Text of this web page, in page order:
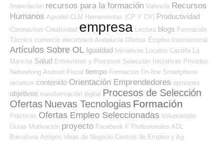
financiación recursos para la formación Valencia Recursos
Humanos Aprodel CLM Herramientas (CP Y CV) Productividad
Coronavirus Creatividad empresa Lectura blogs Formación
Técnica comercio electrónico Andalucía Ofertas Empleo Internacional
Artículos Sobre OL Igualdad Iniciativas Locales Castilla La
Mancha Salud Entrevistas y Procesos Selección
Iniciativas Privadas
Networking Android Fiscal tiempo Formación On-line Smartphone
recursos contenido Orientación Emprendedores opiniones
objetivos transformación digital Procesos de Selección
Ofertas Nuevas Tecnologias Formación
Prácticas Ofertas Empleo Seleccionadas Voluntariado
Guías Motivación proyecto Facebook F Profesionales ADL
Barcelona Amigos Ideas de Negocio Centros de Empleo y Ag.